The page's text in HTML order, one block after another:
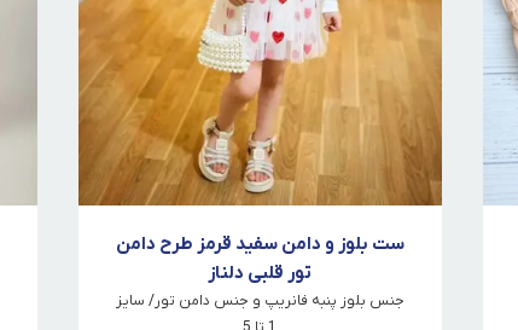
ست بلوز و دامن سفید قرمز طرح دامن
تور قلبی دلناز
جنس بلوز پنبه فانریپ و جنس دامن تور/ سایز